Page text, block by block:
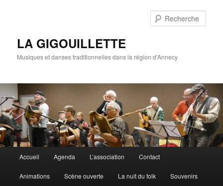
LA GIGOUILLETTE
Musiques et danses traditionnelles dans la région d'Annecy
Aller au contenu principal
Aller au contenu secondaire
Accueil Agenda L’association Contact
Animations Scène ouverte La nuit du folk Souvenirs